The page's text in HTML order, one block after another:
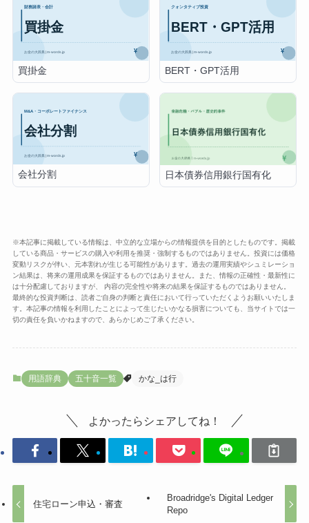
買掛金 BERT・GPT活用
会社分割 日本債券信用銀行国有化
※本記事に掲載している情報は、中立的な立場からの情報提供を目的としたものです。掲載
している商品・サービスの購入や利用を推奨・強制するものではありません。投資には価格
変動リスクが伴い、元本割れが生じる可能性があります。過去の運用実績やシュミレーショ
ン結果は、将来の運用成果を保証するものではありません。また、情報の正確性・最新性に
は十分配慮しておりますが、 内容の完全性や将来の結果を保証するものではありません。
最終的な投資判断は、読者ご自身の判断と責任において行っていただくようお願いいたしま
す。本記事の情報を利用したことによって生じたいかなる損害についても、当サイトでは一
切の責任を負いかねますので、あらかじめご了承ください。
用語辞典 五十音一覧 かな_は行
よかったらシェアしてね！
住宅ローン申込・審査
Broadridge's Digital Ledger
Repo